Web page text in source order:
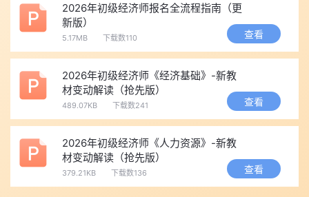
四、证书保管小贴士
1、电子证书：中国人事考试网永久存档，随时加注下载;
3、无任何机构有权收取年审、续期费用，谨防办证续费骗局。
🔥温馨提示：初级经济师一年只有一次报考机会
，要报考的考
生一定要及时关注报考信息，在规定的时间内进行报名。担心大家
遗漏考试重要节点，我们提供考试节点短信 预约提醒
【小秘书
即可免费预约，将帮助您及时接收2026年初级经济师考
试各个重要时间节点，合理安排备考。
2026年初级经济师报名全流程指南（更
新版）
5.17MB 下载数110 查看
2026年初级经济师《经济基础》-新教
材变动解读（抢先版）
489.07KB 下载数241 查看
2026年初级经济师《人力资源》-新教
材变动解读（抢先版）
379.21KB 下载数136 查看